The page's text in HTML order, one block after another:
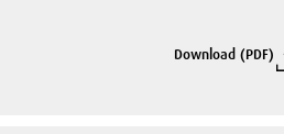
Download (PDF)